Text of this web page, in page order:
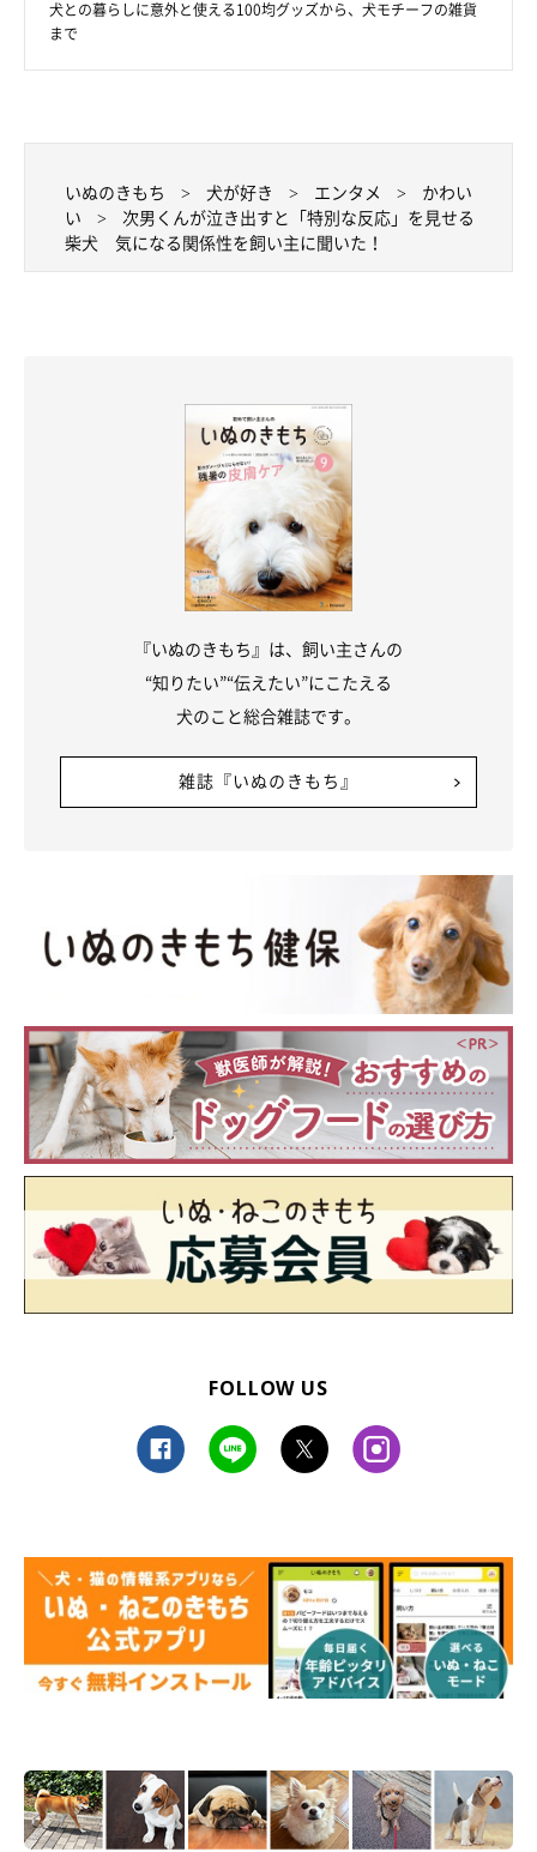
——ロロくんのあのような行動は「次男くんにだけ」とのことで
すが、思い当たることはありますか？
「ロロが我が家に来たのが、次男が私のお腹の中にいる臨月のと
し』と感じることはないんです。ロロがあのように鳴くのは次男
が泣いているときだけなので、家族でも『なんでかな？』とよく
ロロくんと次男くん
飼い主さん：
「ものすごく仲良しというわけではありませんが、ロロは『よー
いどん！』という言葉がわかる
ようで、次男が『よーいどん！』
そんなふたりの姿を見ると、可愛いなと思いますね」
犬との暮らしに意外と使える100均グッズから、犬モチーフの雑貨
まで
いぬのきもち 犬が好き エンタメ
かわい
い
次男くんが泣き出すと「特別な反応」を見せる
柴犬 気になる関係性を飼い主に聞いた！
『いぬのきもち』は、飼い主さんの
“知りたい”“伝えたい”にこたえる
犬のこと総合雑誌です。
雑誌『いぬのきもち』
FOLLOW US